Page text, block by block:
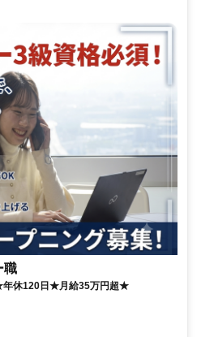
職
年休120日★月給35万円超★